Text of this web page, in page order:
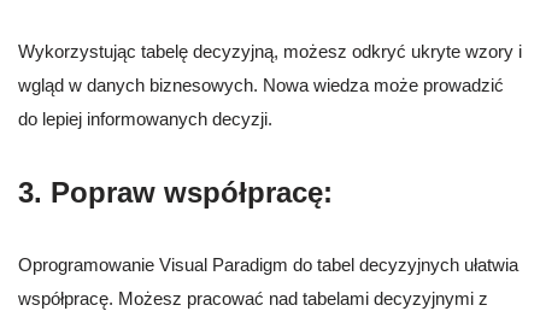
Wykorzystując tabelę decyzyjną, możesz odkryć ukryte wzory i
wgląd w danych biznesowych. Nowa wiedza może prowadzić
do lepiej informowanych decyzji.
3. Popraw współpracę:
Oprogramowanie Visual Paradigm do tabel decyzyjnych ułatwia
współpracę. Możesz pracować nad tabelami decyzyjnymi z